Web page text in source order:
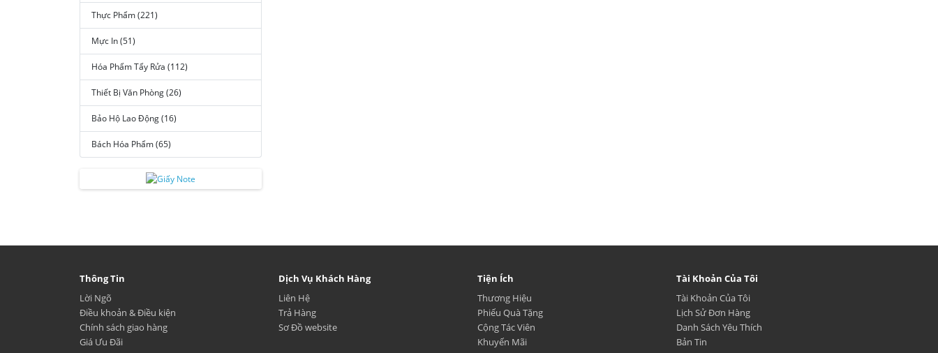
Thực Phẩm (221)
Mực In (51)
Hóa Phẩm Tẩy Rửa (112)
Thiết Bị Văn Phòng (26)
Bảo Hộ Lao Động (16)
Bách Hóa Phẩm (65)
Thông Tin
Lời Ngõ
Điều khoản & Điều kiện
Chính sách giao hàng
Giá Ưu Đãi
Dịch Vụ Khách Hàng
Liên Hệ
Trả Hàng
Sơ Đồ website
Tiện Ích
Thương Hiệu
Phiếu Quà Tặng
Cộng Tác Viên
Khuyến Mãi
Tài Khoản Của Tôi
Tài Khoản Của Tôi
Lịch Sử Đơn Hàng
Danh Sách Yêu Thích
Bản Tin